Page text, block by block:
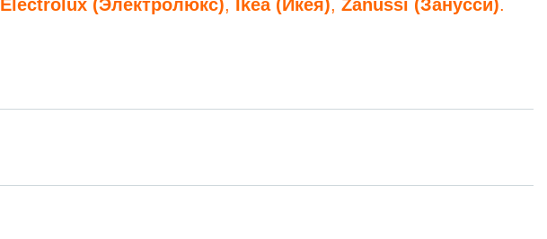
Electrolux (Электролюкс), Ikea (Икея), Zanussi (Занусси).